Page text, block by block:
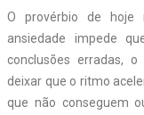
O provérbio de hoje
ansiedade impede
conclusões erradas,
deixar que o ritmo
que não conseguem